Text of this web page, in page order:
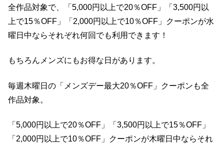
全作品対象で、「5,000円以上で20％OFF」「3,500円以
上で15％OFF」「2,000円以上で10％OFF」クーポンが水
曜日中ならそれぞれ何回でも利用できます！
もちろんメンズにもお得な日があります。
毎週木曜日の「メンズデー最大20％OFF」クーポンも全
作品対象。
「5,000円以上で20％OFF」「3,500円以上で15％OFF」
「2,000円以上で10％OFF」クーポンが木曜日中ならそれ